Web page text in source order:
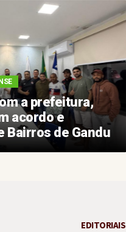
a prefeitura,
acordo e
Bairros de Gandu
EDITORIAIS